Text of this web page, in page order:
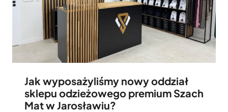
Jak wyposażyliśmy nowy oddział
sklepu odzieżowego premium Szach
Mat w Jarosławiu?